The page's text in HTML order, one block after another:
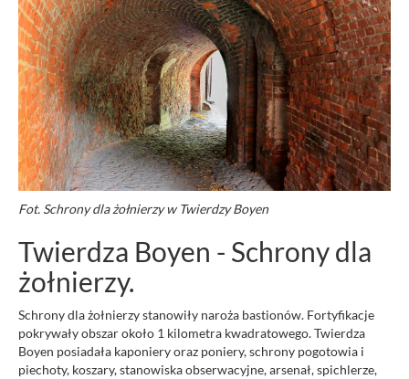
Fot. Schrony dla żołnierzy w Twierdzy Boyen
Twierdza Boyen - Schrony dla
żołnierzy.
Schrony dla żołnierzy stanowiły naroża bastionów. Fortyfikacje
pokrywały obszar około 1 kilometra kwadratowego. Twierdza
Boyen posiadała kaponiery oraz poniery, schrony pogotowia i
piechoty, koszary, stanowiska obserwacyjne, arsenał, spichlerze,